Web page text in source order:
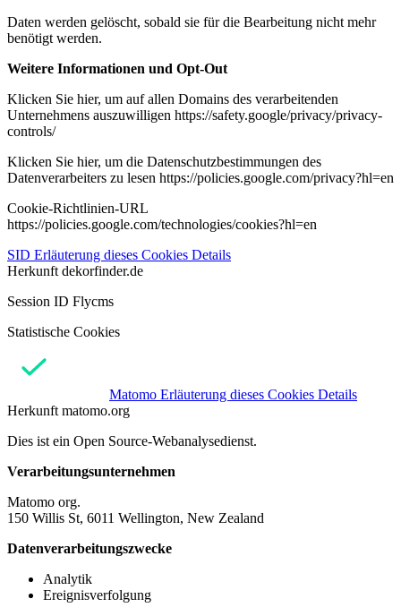
Daten werden gelöscht, sobald sie für die Bearbeitung nicht mehr
benötigt werden.
Weitere Informationen und Opt-Out
Klicken Sie hier, um auf allen Domains des verarbeitenden
Unternehmens auszuwilligen https://safety.google/privacy/privacy-
controls/
Klicken Sie hier, um die Datenschutzbestimmungen des
Datenverarbeiters zu lesen https://policies.google.com/privacy?hl=en
Cookie-Richtlinien-URL
https://policies.google.com/technologies/cookies?hl=en
SID Erläuterung dieses Cookies Details
Herkunft dekorfinder.de
Session ID Flycms
Statistische Cookies
Matomo Erläuterung dieses Cookies Details
Herkunft matomo.org
Dies ist ein Open Source-Webanalysedienst.
Verarbeitungsunternehmen
Matomo org.
150 Willis St, 6011 Wellington, New Zealand
Datenverarbeitungszwecke
Analytik
Ereignisverfolgung